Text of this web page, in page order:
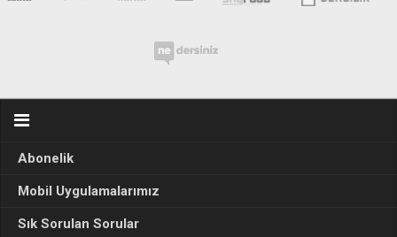
Abonelik
Mobil Uygulamalarımız
Sık Sorulan Sorular